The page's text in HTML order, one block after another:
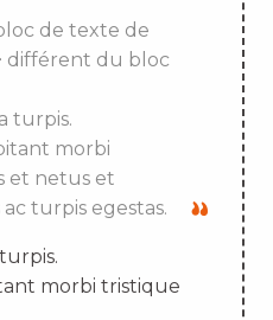
de texte de
différent du bloc
turpis.
morbi
et netus et
turpis egestas.
morbi tristique